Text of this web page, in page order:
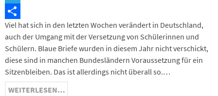
Telegram
Teilen
Viel hat sich in den letzten Wochen verändert in Deutschland,
auch der Umgang mit der Versetzung von Schülerinnen und
Schülern. Blaue Briefe wurden in diesem Jahr nicht verschickt,
diese sind in manchen Bundesländern Voraussetzung für ein
Sitzenbleiben. Das ist allerdings nicht überall so.…
WEITERLESEN…